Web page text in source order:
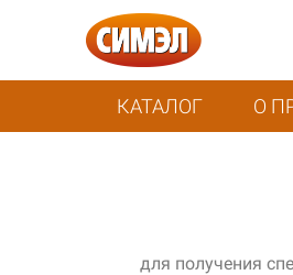
КАТАЛОГ О
для получения